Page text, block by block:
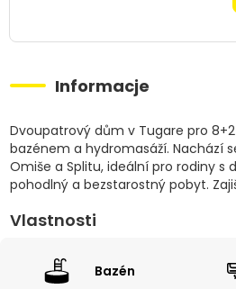
Informacje
Dvoupatrový dům v Tugare pro
bazénem a hydromasáží. Nachází
Omiše a Splitu, ideální pro rodiny s
pohodlný a bezstarostný pobyt.
Vlastnosti
Bazén